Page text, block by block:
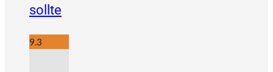
sollte
9.3